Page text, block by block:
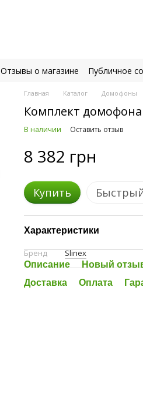
Отзывы о магазине Публичное
Главная Каталог Домофоны
Комплект домофона
В наличии Оставить отзыв
8 382 грн
Купить
Характеристики
Бренд Slinex
Описание
Новый
Доставка
Оплата